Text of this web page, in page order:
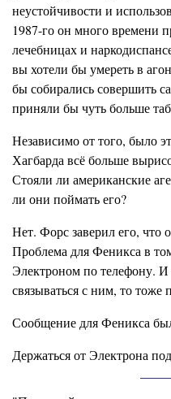
неустойчивости и
1987-го он много времени
лечебницах и
вы хотели бы умереть в
бы собирались совершить
приняли бы чуть больше
Независимо от того, было
Хагбарда всё больше
Стояли ли американские
ли они поймать его?
Нет. Форс заверил его, что
Проблема для Феникса в
Электроном по телефону.
связываться с ним, то
Сообщение для Феникса
Держаться от Электрона